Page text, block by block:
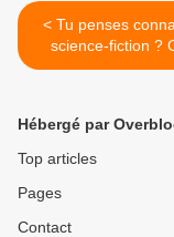
< Tu penses connaître la
science-fiction ?
romans allemands
Hébergé par
Top articles
Pages
Contact